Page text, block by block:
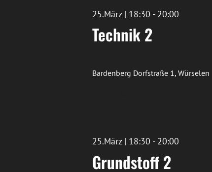
Technik 2
25.März | 18:30 - 20:00
Bardenberg Dorfstraße 1, Würselen
Grundstoff 2
25.März | 18:30 - 20:00